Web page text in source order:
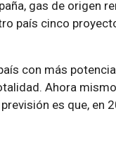
gas de origen
país cinco
con más
Ahora
es que, en